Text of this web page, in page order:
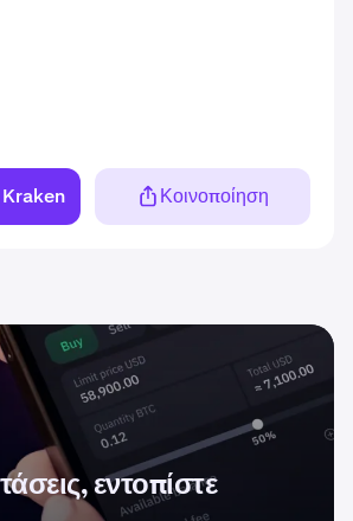
Kraken Κοινοποίηση
εντοπίστε